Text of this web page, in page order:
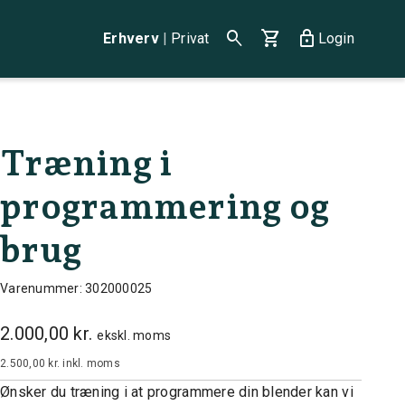
Erhverv | Privat search shopping_cart lock Login
Træning i
programmering og
brug
Varenummer: 302000025
2.000,00 kr.ekskl. moms
2.500,00 kr.inkl. moms
Ønsker du træning i at programmere din blender kan vi